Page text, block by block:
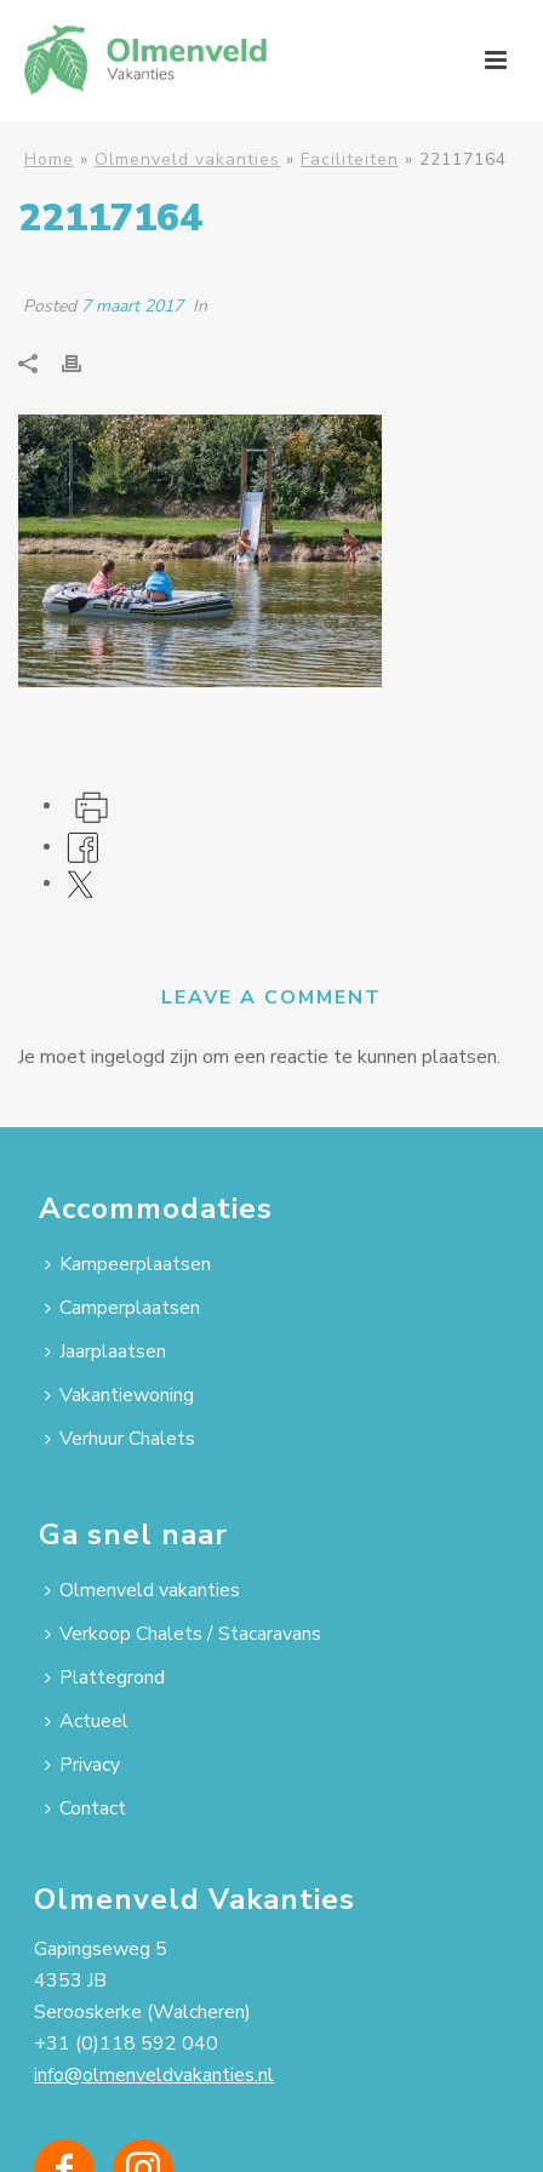
Home » Olmenveld vakanties » Faciliteiten » 22117164
22117164
Posted 7 maart 2017 In
LEAVE A COMMENT
Je moet ingelogd zijn om een reactie te kunnen plaatsen.
Accommodaties
Kampeerplaatsen
Camperplaatsen
Jaarplaatsen
Vakantiewoning
Verhuur Chalets
Ga snel naar
Olmenveld vakanties
Verkoop Chalets / Stacaravans
Plattegrond
Actueel
Privacy
Contact
Olmenveld Vakanties
Gapingseweg 5
4353 JB
Serooskerke (Walcheren)
+31 (0)118 592 040
info@olmenveldvakanties.nl